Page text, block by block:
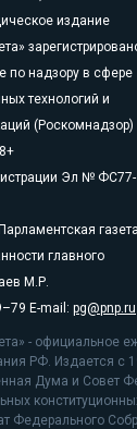
издание
по надзору в сфере
технологий и
(Роскомнадзор)
Эл № ФС77-
главного
М.Р.
E-mail: pg@pnp.ru
- официальное
РФ. Издается с
Дума и Совет
Федерального